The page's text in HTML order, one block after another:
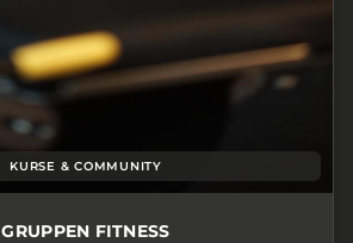
KURSE & COMMUNITY
GRUPPEN FITNESS